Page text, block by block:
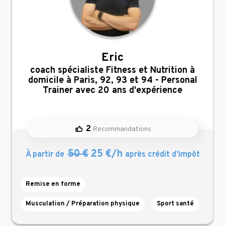
Eric
,
coach spécialiste Fitness et Nutrition à
domicile à Paris, 92, 93 et 94 - Personal
Trainer avec 20 ans d'expérience
2 Recommandations
À partir de 50 €25 €/h après crédit d’impôt
Remise en forme
Musculation / Préparation physique Sport santé